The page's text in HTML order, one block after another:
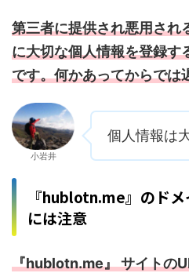
第三者に提供され悪用され
に大切な個人情報を登録す
です。何かあってからでは
小岩井
個人情報は
『hublotn.me』のド
には注意
『hublotn.me』 サイトの